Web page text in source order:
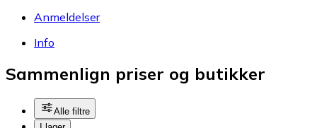
Anmeldelser
Info
Sammenlign priser og butikker
Alle filtre